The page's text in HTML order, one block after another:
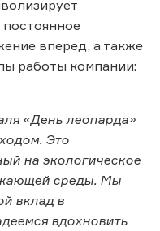
вперед, а также
работы компании:
«День леопарда»
Это
на экологическое
среды. Мы
вклад в
вдохновить